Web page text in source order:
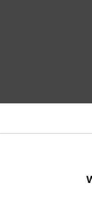
van